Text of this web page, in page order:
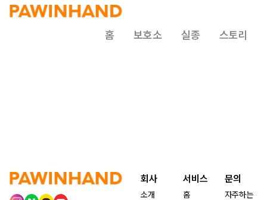
홈 보호소 실종 스토리
회사
소개
서비스
홈
문의
자주하는